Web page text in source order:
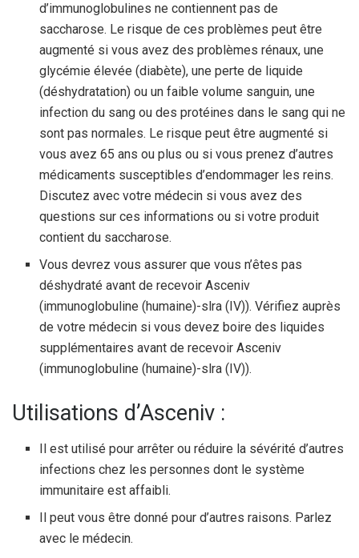
d’immunoglobulines ne contiennent pas de
saccharose. Le risque de ces problèmes peut être
augmenté si vous avez des problèmes rénaux, une
glycémie élevée (diabète), une perte de liquide
(déshydratation) ou un faible volume sanguin, une
infection du sang ou des protéines dans le sang qui ne
sont pas normales. Le risque peut être augmenté si
vous avez 65 ans ou plus ou si vous prenez d’autres
médicaments susceptibles d’endommager les reins.
Discutez avec votre médecin si vous avez des
questions sur ces informations ou si votre produit
contient du saccharose.
Vous devrez vous assurer que vous n’êtes pas
déshydraté avant de recevoir Asceniv
(immunoglobuline (humaine)-slra (IV)). Vérifiez auprès
de votre médecin si vous devez boire des liquides
supplémentaires avant de recevoir Asceniv
(immunoglobuline (humaine)-slra (IV)).
Utilisations d’Asceniv :
Il est utilisé pour arrêter ou réduire la sévérité d’autres
infections chez les personnes dont le système
immunitaire est affaibli.
Il peut vous être donné pour d’autres raisons. Parlez
avec le médecin.